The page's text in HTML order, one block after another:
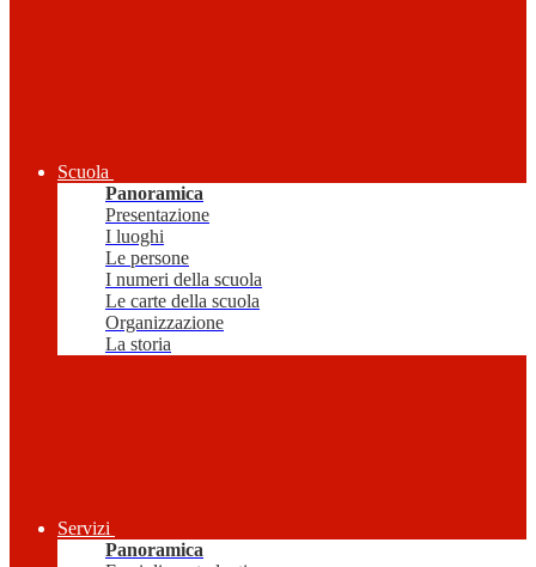
Scuola
Panoramica
Presentazione
I luoghi
Le persone
I numeri della scuola
Le carte della scuola
Organizzazione
La storia
Servizi
Panoramica